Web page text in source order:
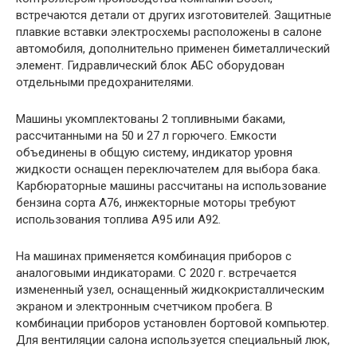
встречаются детали от других изготовителей. Защитные
плавкие вставки электросхемы расположены в салоне
автомобиля, дополнительно применен биметаллический
элемент. Гидравлический блок АБС оборудован
отдельными предохранителями.
Машины укомплектованы 2 топливными баками,
рассчитанными на 50 и 27 л горючего. Емкости
объединены в общую систему, индикатор уровня
жидкости оснащен переключателем для выбора бака.
Карбюраторные машины рассчитаны на использование
бензина сорта А76, инжекторные моторы требуют
использования топлива А95 или А92.
На машинах применяется комбинация приборов с
аналоговыми индикаторами. С 2020 г. встречается
измененный узел, оснащенный жидкокристаллическим
экраном и электронным счетчиком пробега. В
комбинации приборов установлен бортовой компьютер.
Для вентиляции салона используется специальный люк,